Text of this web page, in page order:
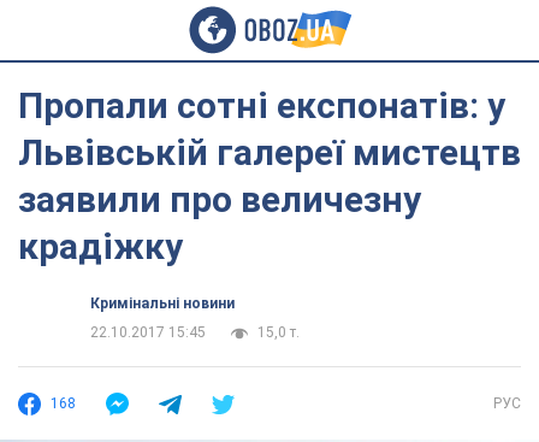
Пропали сотні експонатів: у
Львівській галереї мистецтв
заявили про величезну
крадіжку
Кримінальні новини
22.10.2017 15:45
15,0 т.
168 РУС